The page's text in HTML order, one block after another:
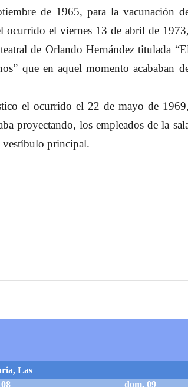
de 1965, para la vacunación
ocurrido el viernes 13 de abril de 1973,
de Orlando Hernández titulada
que en aquel momento acababan
el ocurrido el 22 de mayo de 1969,
proyectando, los empleados de la
vestíbulo principal.